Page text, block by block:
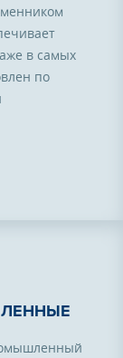
в самых
по